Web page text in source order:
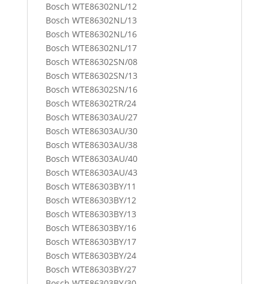
Bosch WTE86302NL/12
Bosch WTE86302NL/13
Bosch WTE86302NL/16
Bosch WTE86302NL/17
Bosch WTE86302SN/08
Bosch WTE86302SN/13
Bosch WTE86302SN/16
Bosch WTE86302TR/24
Bosch WTE86303AU/27
Bosch WTE86303AU/30
Bosch WTE86303AU/38
Bosch WTE86303AU/40
Bosch WTE86303AU/43
Bosch WTE86303BY/11
Bosch WTE86303BY/12
Bosch WTE86303BY/13
Bosch WTE86303BY/16
Bosch WTE86303BY/17
Bosch WTE86303BY/24
Bosch WTE86303BY/27